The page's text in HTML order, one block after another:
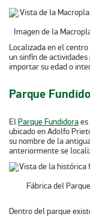
Imagen de la
Localizada en el
un sinfín de
importar su edad o
Parque
ElParque Fundidora
ubicado en Adolfo
su nombre de la
anteriormente se
Fábrica del
Dentro del parque